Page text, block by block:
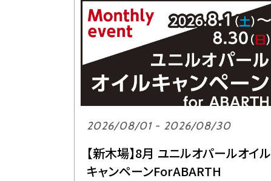
2026/08/01 - 2026/08/30
【新木場】8月 ユニルオパールオイル
キャンペーンForABARTH